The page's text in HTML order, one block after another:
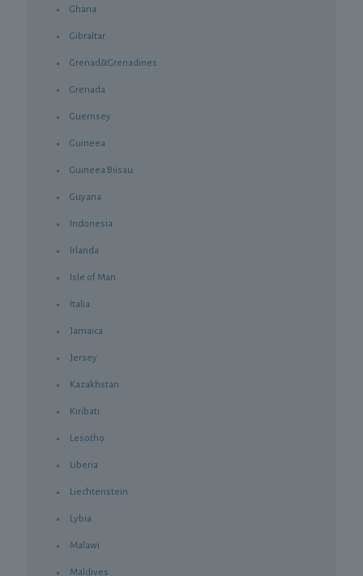
Ghana
Gibraltar
Grenad&Grenadines
Grenada
Guernsey
Guineea
Guineea Biisau
Guyana
Indonesia
Irlanda
Isle of Man
Italia
Jamaica
Jersey
Kazakhstan
Kiribati
Lesotho
Liberia
Liechtenstein
Lybia
Malawi
Maldives